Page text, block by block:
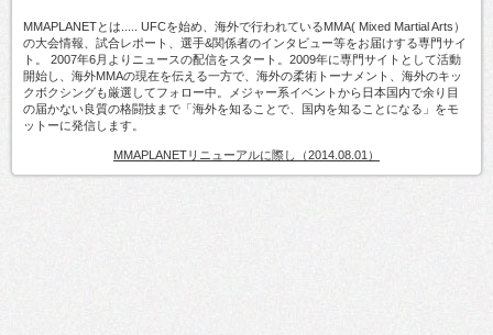
MMAPLANETとは..... UFCを始め、海外で行われているMMA( Mixed Martial Arts）
の大会情報、試合レポート、選手&関係者のインタビュー等をお届けする専門サイ
ト。 2007年6月よりニュースの配信をスタート。2009年に専門サイトとして活動
開始し、海外MMAの現在を伝える一方で、海外の柔術トーナメント、海外のキッ
クボクシングも厳選してフォロー中。メジャー系イベントから日本国内で余り目
の届かない良質の格闘技まで「海外を知ることで、国内を知ることになる」をモ
ットーに発信します。
MMAPLANETリニューアルに際し（2014.08.01）